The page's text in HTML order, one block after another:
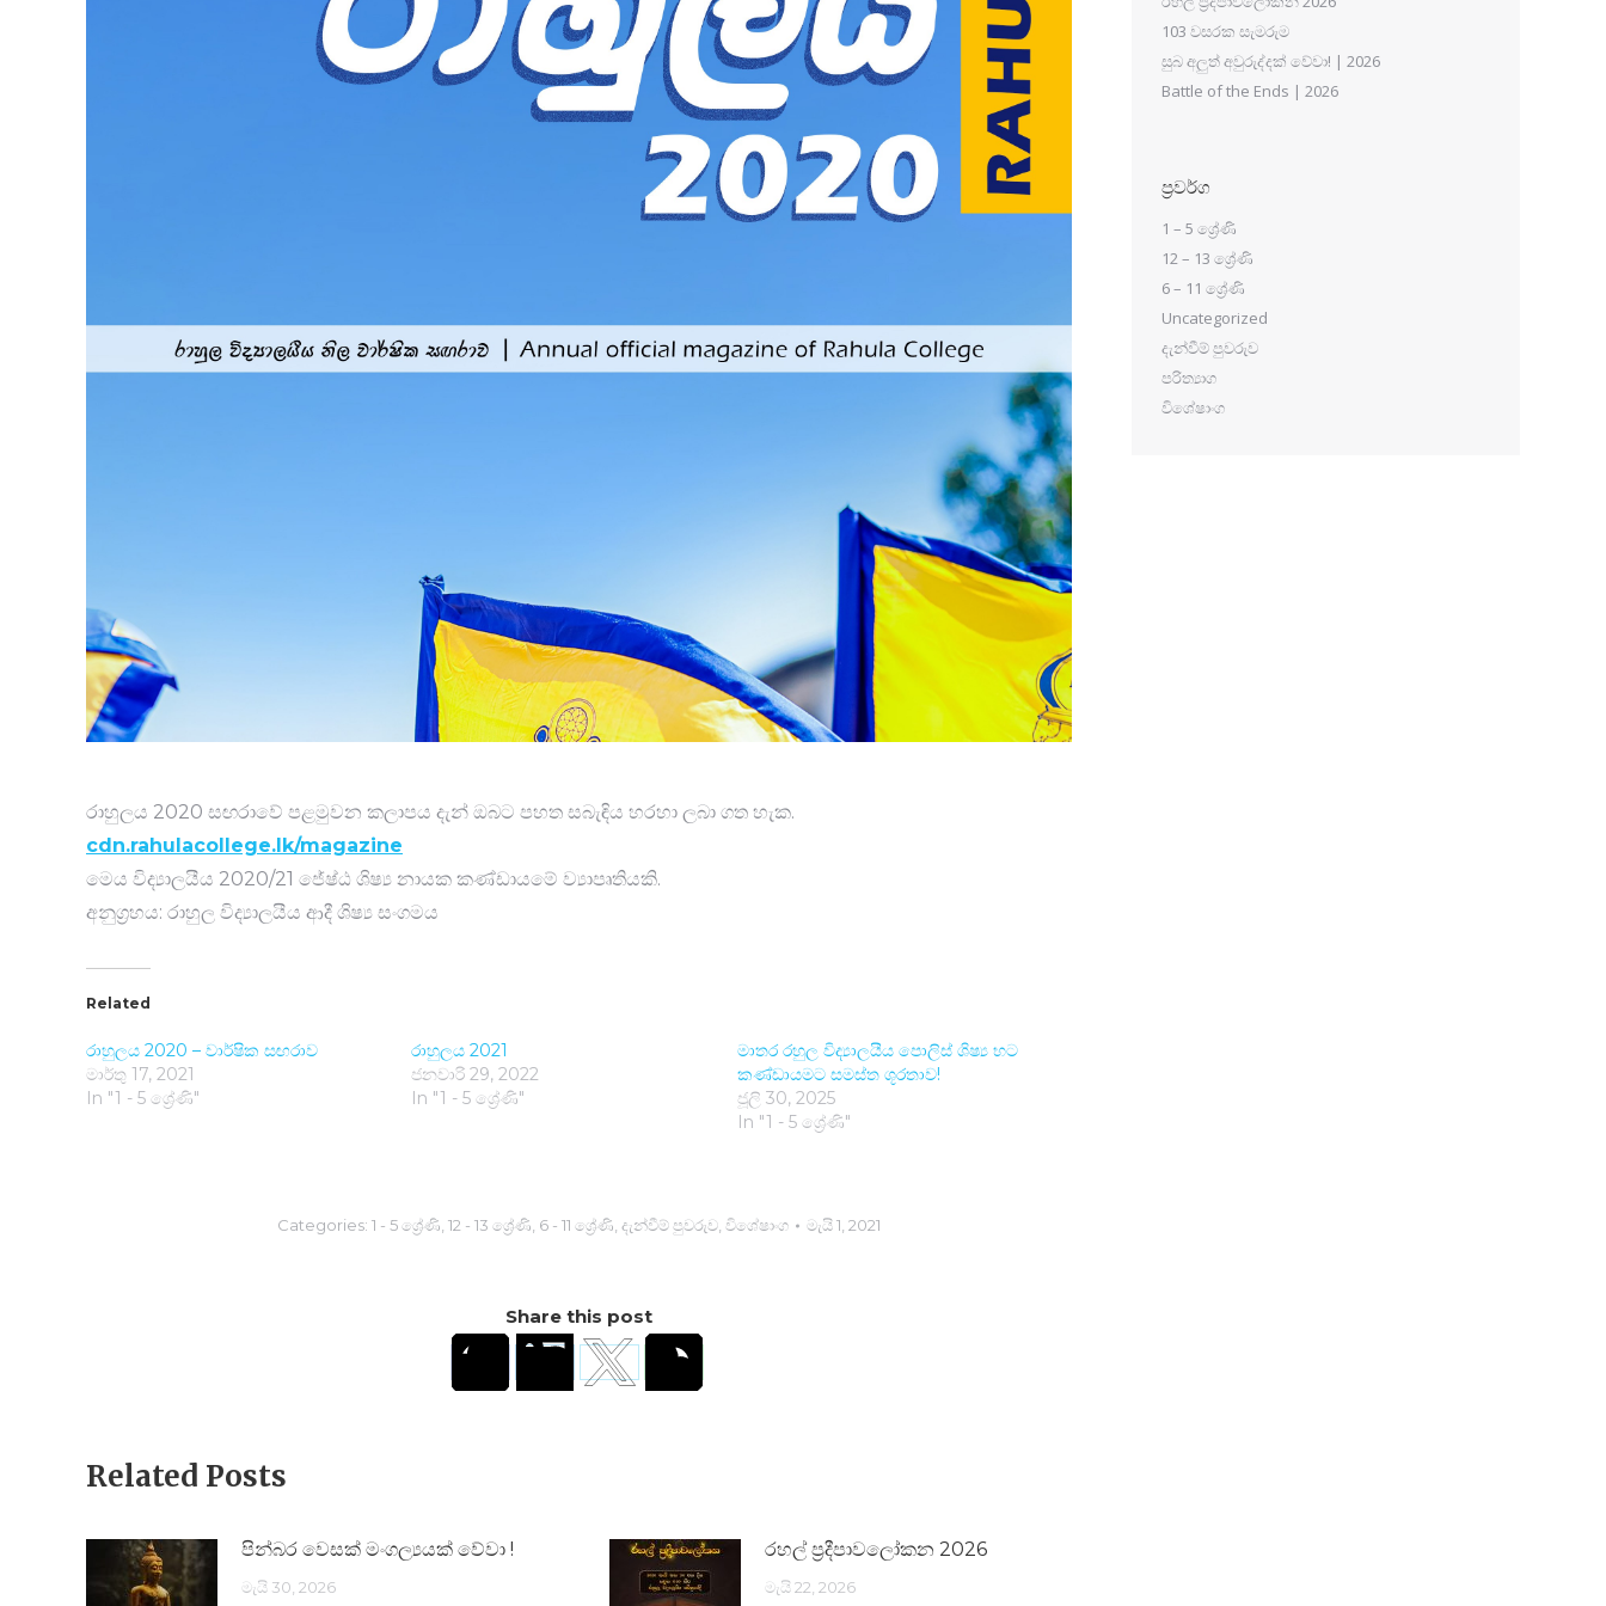
රාහුලය 2020 සඟරාවේ පළමුවන කලාපය දැන් ඔබට පහත සබැඳිය හරහා ලබා ගත හැක.
cdn.rahulacollege.lk/magazine
මෙය විද්‍යාලයීය 2020/21 ජේෂ්ඨ ශිෂ්‍ය නායක කණ්ඩායමේ ව්‍යාපෘතියකි.
අනුග්‍රහය: රාහුල විද්‍යාලයීය ආදී ශිෂ්‍ය සංගමය
Related
රාහුලය 2020 – වාර්ෂික සඟරාව
මාර්තු 17, 2021
In "1 - 5 ශ්‍රේණි"
රාහුලය 2021
ජනවාරි 29, 2022
In "1 - 5 ශ්‍රේණි"
මාතර රහුල විද්‍යාලයීය පොලිස් ශිෂ්‍ය භට
කණ්ඩායමට සමස්ත ශූරතාව!
ජූලි 30, 2025
In "1 - 5 ශ්‍රේණි"
Categories: 1 - 5 ශ්‍රේණි 12 - 13 ශ්‍රේණි 6 - 11 ශ්‍රේණි දැන්වීම් පුවරුව විශේෂාංග මැයි 1, 2021
Share this post
Related Posts
පින්බර වෙසක් මංගල්‍යයක් වේවා !
මැයි 30, 2026
රහල් ප්‍රදීපාවලෝකන 2026
මැයි 22, 2026
103 වසරක සැමරුම
සුබ අලුත් අවුරුද්දක් වේවා! | 2026
Battle of the Ends | 2026
ප්‍රවර්ග
1 – 5 ශ්‍රේණි
12 – 13 ශ්‍රේණි
6 – 11 ශ්‍රේණි
Uncategorized
දැන්වීම් පුවරුව
පරිත්‍යාග
විශේෂාංග